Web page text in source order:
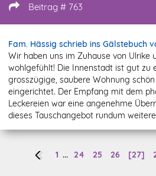
Beitrag # 763
Fam. Hässig schrieb ins Gälstebuch
Wir haben uns im Zuhause von Ulrike
wohlgefühlt! Die Innenstadt ist gut zu
grosszügige, saubere Wohnung
eingerichtet. Der Empfang mit dem
Leckereien war eine angenehme
dieses Tauschangebot rundum
1 ... 24 25 26 [27]